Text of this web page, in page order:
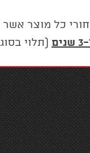
כל מוצר אשר
(תלוי